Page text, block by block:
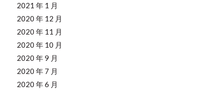
2021 年 1 月
2020 年 12 月
2020 年 11 月
2020 年 10 月
2020 年 9 月
2020 年 7 月
2020 年 6 月